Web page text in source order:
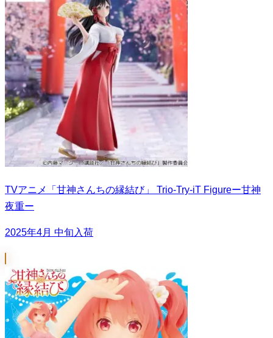
TVアニメ「甘神さんちの縁結び」 Trio-Try-iT Figureー甘神
夜重ー
2025年4月 中旬入荷